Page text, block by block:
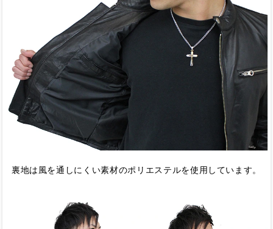
裏地は風を通しにくい素材のポリエステルを使用しています。